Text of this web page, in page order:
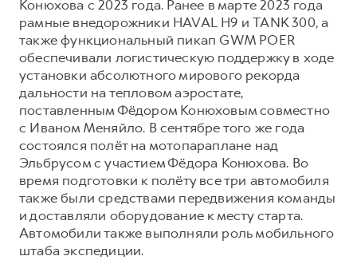
Конюхова с 2023 года. Ранее в марте 2023 года
рамные внедорожники HAVAL H9 и TANK 300, а
также функциональный пикап GWM POER
обеспечивали логистическую поддержку в ходе
установки абсолютного мирового рекорда
дальности на тепловом аэростате,
поставленным Фёдором Конюховым совместно
с Иваном Меняйло. В сентябре того же года
состоялся полёт на мотопараплане над
Эльбрусом с участием Фёдора Конюхова. Во
время подготовки к полёту все три автомобиля
также были средствами передвижения команды
и доставляли оборудование к месту старта.
Автомобили также выполняли роль мобильного
штаба экспедиции.